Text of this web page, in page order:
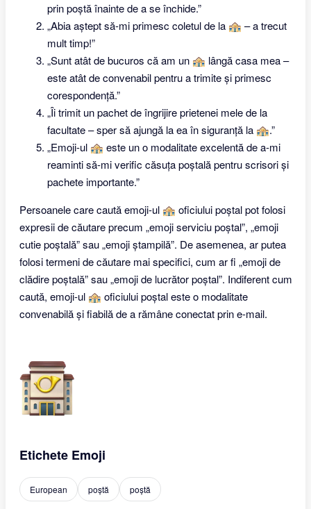
prin poștă înainte de a se închide.”
„Abia aștept să-mi primesc coletul de la 🏤 – a trecut
mult timp!”
„Sunt atât de bucuros că am un 🏤 lângă casa mea –
este atât de convenabil pentru a trimite și primesc
corespondență.”
„Îi trimit un pachet de îngrijire prietenei mele de la
facultate – sper să ajungă la ea în siguranță la 🏤.”
„Emoji-ul 🏤 este un o modalitate excelentă de a-mi
reaminti să-mi verific căsuța poștală pentru scrisori și
pachete importante.”
Persoanele care caută emoji-ul 🏤 oficiului poștal pot folosi
expresii de căutare precum „emoji serviciu poștal”, „emoji
cutie poștală” sau „emoji ștampilă”. De asemenea, ar putea
folosi termeni de căutare mai specifici, cum ar fi „emoji de
clădire poștală” sau „emoji de lucrător poștal”. Indiferent cum
caută, emoji-ul 🏤 oficiului poștal este o modalitate
convenabilă și fiabilă de a rămâne conectat prin e-mail.
Etichete Emoji
European poștă poștă